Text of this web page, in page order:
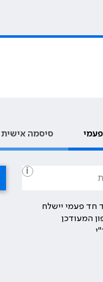
סיסמה אישית
i
חד פעמי יישלח
המעודכן